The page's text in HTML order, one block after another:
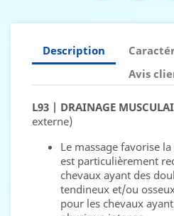
Description
Avis
L93 | DRAINAGE
externe)
Le massage favorise
est particulièrement
chevaux ayant des
tendineux et/ou
pour les chevaux